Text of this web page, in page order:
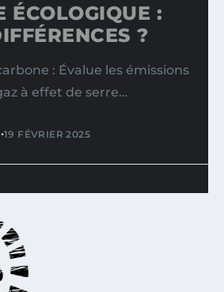
ÉCOLOGIQUE :
?
: Évalue les émissions
à effet de serre…
•19 FÉVRIER 2025